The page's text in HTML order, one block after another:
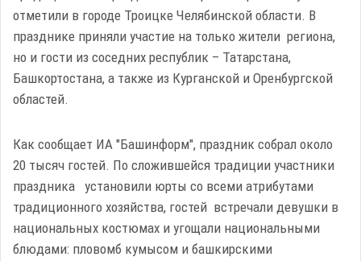
отметили в городе Троицке Челябинской области. В
празднике приняли участие на только жители региона,
но и гости из соседних республик – Татарстана,
Башкортостана, а также из Курганской и Оренбургской
областей.
Как сообщает ИА "Башинформ", праздник собрал около
20 тысяч гостей. По сложившейся традиции участники
праздника установили юрты со всеми атрибутами
традиционного хозяйства, гостей встречали девушки в
национальных костюмах и угощали национальными
блюдами: пловомб кумысом и башкирскими